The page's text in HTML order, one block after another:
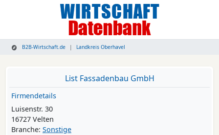
B2B-Wirtschaft.de Landkreis Oberhavel
List Fassadenbau GmbH
Firmendetails
Luisenstr. 30
16727 Velten
Branche: Sonstige